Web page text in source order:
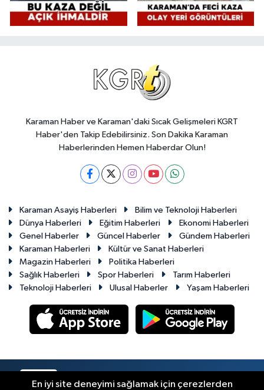
Karaman Haber ve Karaman'daki Sıcak Gelişmeleri KGRT
Haber'den Takip Edebilirsiniz. Son Dakika Karaman
Haberlerinden Hemen Haberdar Olun!
Karaman Asayiş Haberleri
Bilim ve Teknoloji Haberleri
Dünya Haberleri
Eğitim Haberleri
Ekonomi Haberleri
Genel Haberler
Güncel Haberler
Gündem Haberleri
Karaman Haberleri
Kültür ve Sanat Haberleri
Magazin Haberleri
Politika Haberleri
Sağlık Haberleri
Spor Haberleri
Tarım Haberleri
Teknoloji Haberleri
Ulusal Haberler Yaşam Haberleri
En iyi site deneyimi sağlamak için çerezlerden